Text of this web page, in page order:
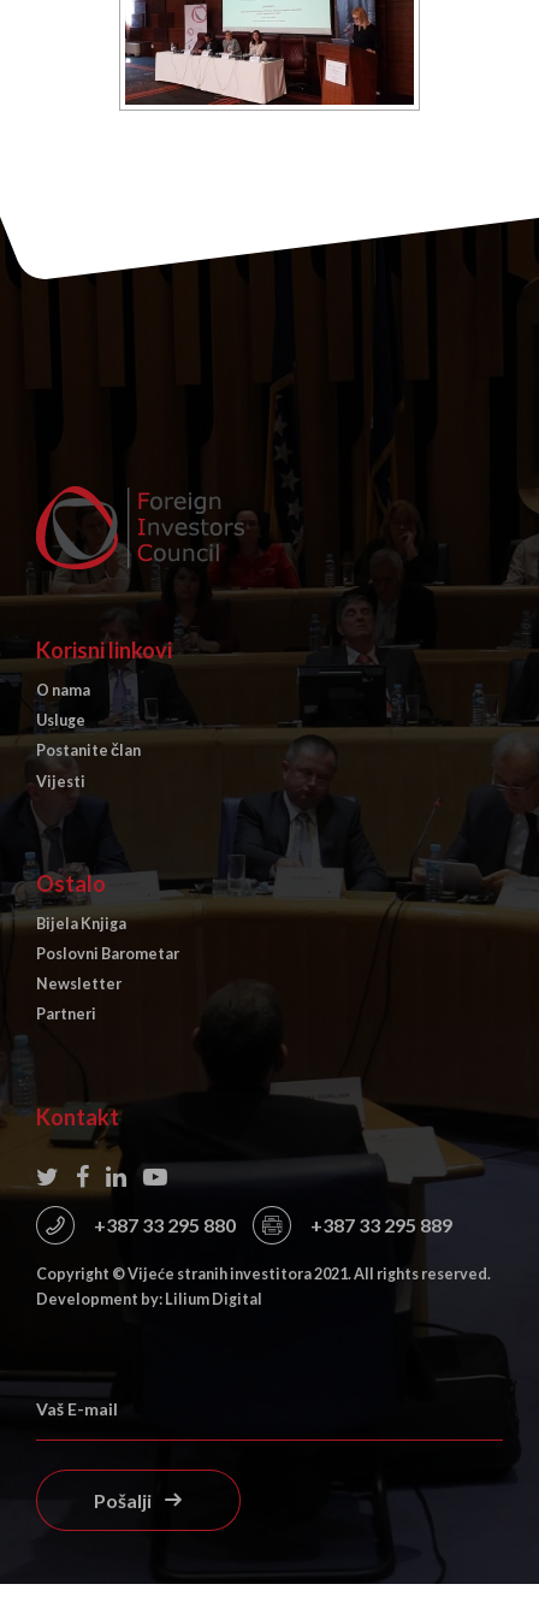
Korisni linkovi
O nama
Usluge
Postanite član
Vijesti
Ostalo
Bijela Knjiga
Poslovni Barometar
Newsletter
Partneri
Kontakt
+387 33 295 880 +387 33 295 889
Copyright © Vijeće stranih investitora 2021. All rights reserved.
Development by: Lilium Digital
Pošalji